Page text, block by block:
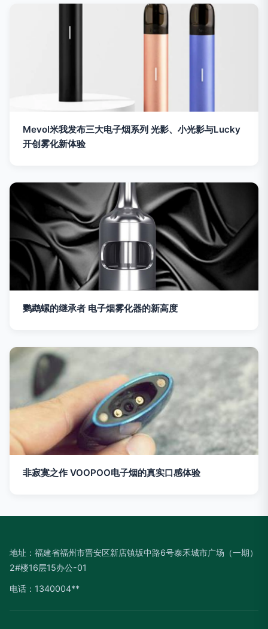
Mevol米我发布三大电子烟系列 光影、小光影与Lucky
开创雾化新体验
鹦鹉螺的继承者 电子烟雾化器的新高度
非寂寞之作 VOOPOO电子烟的真实口感体验
地址：福建省福州市晋安区新店镇坂中路6号泰禾城市广场（一期）
2#楼16层15办公-01
电话：1340004**